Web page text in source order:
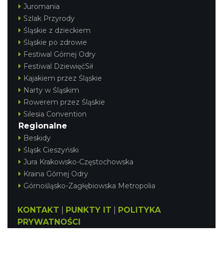
Juromania
Szlak Przyrody
Śląskie z dzieckiem
Śląskie po zdrowie
Festiwal Górnej Odry
Festiwal DziewięćSił
Kajakiem przez Śląskie
Narty w Śląskim
Rowerem przez Śląskie
Silesia Convention
Regionalne
Beskidy
Śląsk Cieszyński
Jura Krakowsko-Częstochowska
Kraina Górnej Odry
Górnośląsko-Zagłębiowska Metropolia
KONTAKT PUNKTY IT
POLITYKA
PRYWATNOŚCI